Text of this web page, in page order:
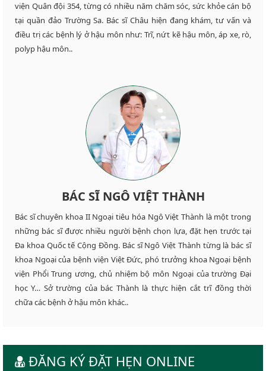
viện Quân đội 354, từng có nhiều năm chăm sóc, sức khỏe cán bộ
tại quần đảo Trường Sa. Bác sĩ Châu hiện đang khám, tư vấn và
điều trị các bệnh lý ở hậu môn như: Trĩ, nứt kẽ hậu môn, áp xe, rò,
polyp hậu môn..
BÁC SĨ NGÔ VIỆT THÀNH
Bác sĩ chuyên khoa II Ngoại tiêu hóa Ngô Việt Thành là một trong
những bác sĩ được nhiều người bệnh chọn lựa, đặt hẹn trước tại
Đa khoa Quốc tế Cộng Đồng. Bác sĩ Ngô Việt Thành từng là bác sĩ
khoa Ngoại của bệnh viện Việt Đức, phó trưởng khoa Ngoại bệnh
viện Phổi Trung ương, chủ nhiệm bộ môn Ngoại của trường Đại
học Y… Sở trường của bác Thành là thực hiện cắt trĩ đồng thời
chữa các bệnh ở hậu môn khác..
ĐĂNG KÝ ĐẶT HẸN ONLINE